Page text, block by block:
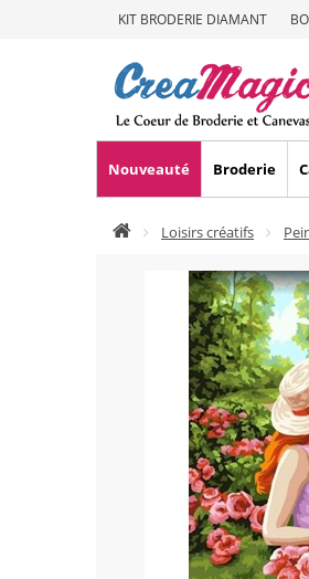
KIT BRODERIE DIAMANT
Nouveauté Broderie
Loisirs créatifs